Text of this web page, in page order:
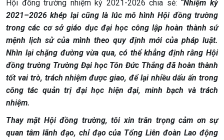
Hội đồng trường nhiệm kỳ 2021-2026 chia sẻ: “Nhiệm kỳ
2021–2026 khép lại cũng là lúc mô hình Hội đồng trường
trong các cơ sở giáo dục đại học công lập hoàn thành sứ
mệnh lịch sử của mình theo quy định mới của pháp luật.
Nhìn lại chặng đường vừa qua, có thể khẳng định rằng Hội
đồng trường Trường Đại học Tôn Đức Thắng đã hoàn thành
tốt vai trò, trách nhiệm được giao, để lại nhiều dấu ấn trong
công tác quản trị đại học hiện đại, minh bạch và trách
nhiệm.
Thay mặt Hội đồng trường, tôi xin trân trọng cảm ơn sự
quan tâm lãnh đạo, chỉ đạo của Tổng Liên đoàn Lao động